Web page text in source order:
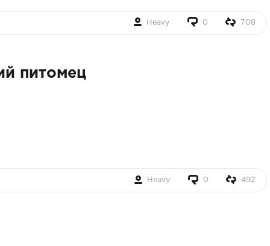
Heavy 0 708
питомец
Heavy 0 492